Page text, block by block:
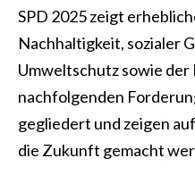
SPD 2025 zeigt
Nachhaltigkeit, sozialer
Umweltschutz sowie
nachfolgenden
gegliedert und zeigen
die Zukunft gemacht